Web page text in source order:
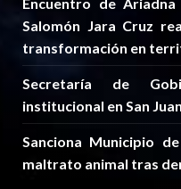
Encuentro de
Salomón Jara Cruz
transformación en
Secretaría de
institucional en San
Sanciona Municipio
maltrato animal tras